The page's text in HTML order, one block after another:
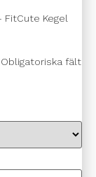
Kegel
Obligatoriska fält